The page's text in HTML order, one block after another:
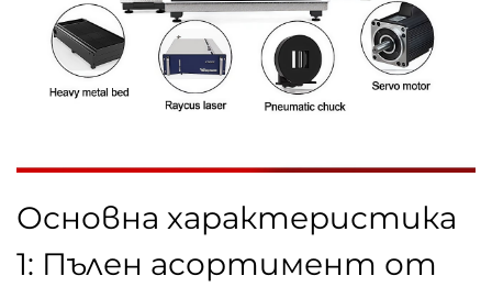
Основна характеристика
1: Пълен асортимент от